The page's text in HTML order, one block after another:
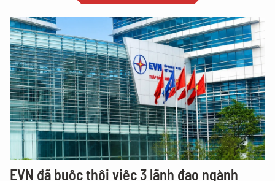
EVN đã buộc thôi việc 3 lãnh đạo ngành